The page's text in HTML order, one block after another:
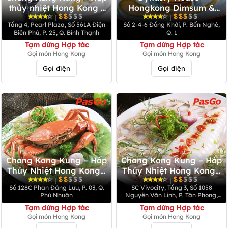
thủy nhiệt Hong Kong -
Pearl Plaza
|
Tầng 4, Pearl Plaza, Số 561A Điện
Biên Phủ, P. 25, Q. Bình Thạnh
Tạm dừng Hợp tác
Gọi món Hong Kong
Gọi điện
Hongkong Dimsum &
Hotpot - Đồng Khởi
|
Số 2-4-6 Đồng Khởi, P. Bến Nghé,
Q. 1
Tạm dừng Hợp tác
Gọi món Hong Kong
Gọi điện
Chang Kang Kung – Hấp
Thủy Nhiệt Hong Kong -
Phan Đăng Lưu
|
Số 128C Phan Đăng Lưu, P. 03, Q.
Phú Nhuận
Tạm dừng Hợp tác
Gọi món Hong Kong
Chang Kang Kung – Hấp
Thủy Nhiệt Hong Kong -
SC Vivocity
|
SC Vivocity, Tầng 3, Số 1058
Nguyễn Văn Linh, P. Tân Phong,
Q.7
Tạm dừng Hợp tác
Gọi món Hong Kong